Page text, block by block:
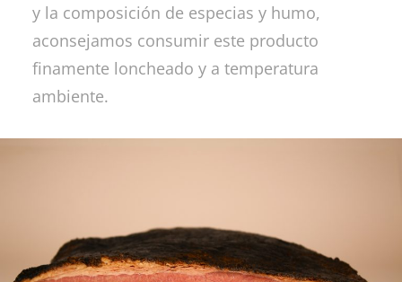
y la composición de especias y humo,
aconsejamos consumir este producto
finamente loncheado y a temperatura
ambiente.